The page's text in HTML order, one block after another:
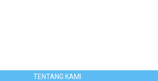
TENTANG KAMI